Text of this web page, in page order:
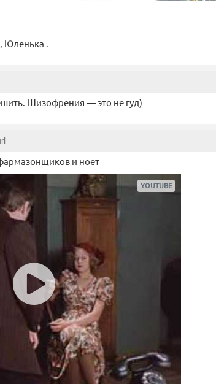
Юленька .
Шизофрения — это не гуд)
и ноет